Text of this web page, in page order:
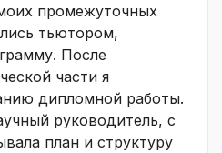
промежуточных
тьютором,
После
части я
дипломной работы.
руководитель, с
план и структуру